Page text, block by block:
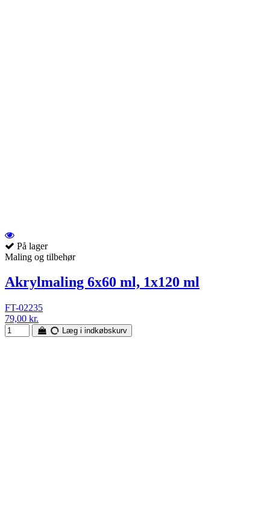
På lager
Maling og tilbehør
Akrylmaling 6x60 ml, 1x120 ml
FT-02235
79,00 kr.
Læg i indkøbskurv